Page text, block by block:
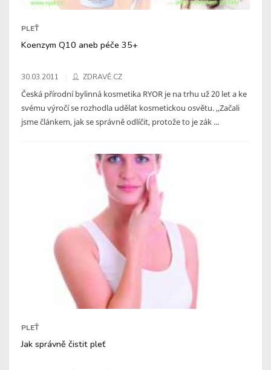
PLEŤ
Koenzym Q10 aneb péče 35+
30.03.2011 ZDRAVĚ.CZ
Česká přírodní bylinná kosmetika RYOR je na trhu už 20 let a ke
svému výročí se rozhodla udělat kosmetickou osvětu. ,,Začali
jsme článkem, jak se správně odlíčit, protože to je zák ...
PLEŤ
Jak správně čistit pleť